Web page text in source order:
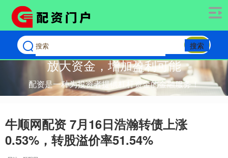
搜索
放大资金，增加盈利可能
配资是一种为投资者提供杠杆资金的金融服务！
牛顺网配资 7月16日浩瀚转债上涨
0.53%，转股溢价率51.54%